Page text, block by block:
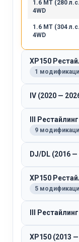
1.6 MT (280
4WD
1.6 MT (304
4WD
XP150
1
IV (2020 —
III
9
DJ/DL (2016 —
XP150
5
III
XP150 (2013